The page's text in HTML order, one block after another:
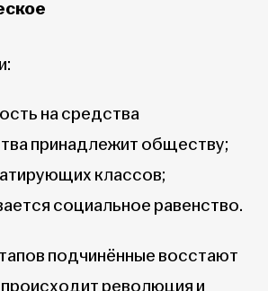
на средства
принадлежит обществу;
классов;
социальное равенство.
подчинённые восстают
революция и